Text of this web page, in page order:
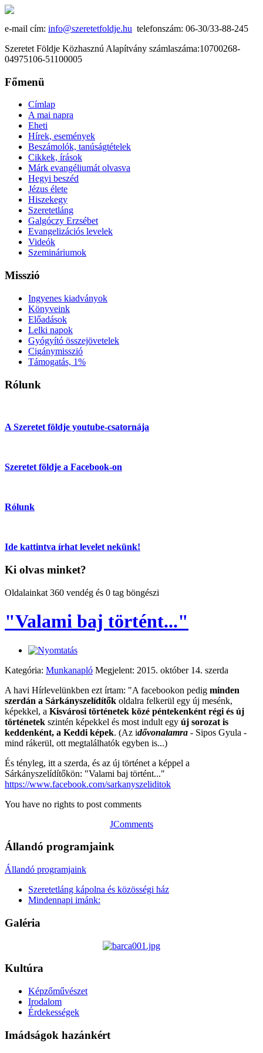
e-mail cím: info@szeretetfoldje.hu telefonszám: 06-30/33-88-245
Szeretet Földje Közhasznú Alapítvány számlaszáma:10700268-
04975106-51100005
Főmenü
Címlap
A mai napra
Eheti
Hírek, események
Beszámolók, tanúságtételek
Cikkek, írások
Márk evangéliumát olvasva
Hegyi beszéd
Jézus élete
Hiszekegy
Szeretetláng
Galgóczy Erzsébet
Evangelizációs levelek
Videók
Szemináriumok
Misszió
Ingyenes kiadványok
Könyveink
Előadások
Lelki napok
Gyógyító összejövetelek
Cigánymisszió
Támogatás, 1%
Rólunk
A Szeretet földje youtube-csatornája
Szeretet földje a Facebook-on
Rólunk
Ide kattintva írhat levelet nekünk!
Ki olvas minket?
Oldalainkat 360 vendég és 0 tag böngészi
"Valami baj történt..."
Kategória: Munkanapló Megjelent: 2015. október 14. szerda
A havi Hírlevelünkben ezt írtam: "A facebookon pedig minden
szerdán a Sárkányszelídítők oldalra felkerül egy új mesénk,
képekkel, a Kisvárosi történetek közé péntekenként régi és új
történetek szintén képekkel és most indult egy új sorozat is
keddenként, a Keddi képek. (Az idővonalamra - Sipos Gyula -
mind rákerül, ott megtalálhatók egyben is...)
És tényleg, itt a szerda, és az új történet a képpel a
Sárkányszelídítőkön: "Valami baj történt..."
https://www.facebook.com/sarkanyszeliditok
You have no rights to post comments
JComments
Állandó programjaink
Állandó programjaink
Szeretetláng kápolna és közösségi ház
Mindennapi imánk:
Galéria
Kultúra
Képzőművészet
Irodalom
Érdekességek
Imádságok hazánkért